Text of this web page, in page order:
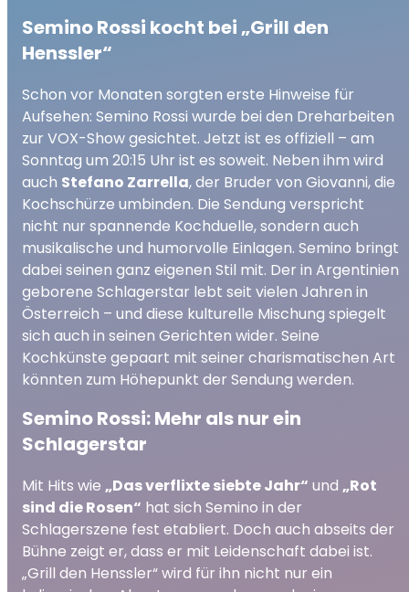
Semino Rossi kocht bei „Grill den
Henssler“
Schon vor Monaten sorgten erste Hinweise für
Aufsehen: Semino Rossi wurde bei den Dreharbeiten
zur VOX-Show gesichtet. Jetzt ist es offiziell – am
Sonntag um 20:15 Uhr ist es soweit. Neben ihm wird
auch Stefano Zarrella, der Bruder von Giovanni, die
Kochschürze umbinden. Die Sendung verspricht
nicht nur spannende Kochduelle, sondern auch
musikalische und humorvolle Einlagen. Semino bringt
dabei seinen ganz eigenen Stil mit. Der in Argentinien
geborene Schlagerstar lebt seit vielen Jahren in
Österreich – und diese kulturelle Mischung spiegelt
sich auch in seinen Gerichten wider. Seine
Kochkünste gepaart mit seiner charismatischen Art
könnten zum Höhepunkt der Sendung werden.
Semino Rossi: Mehr als nur ein
Schlagerstar
Mit Hits wie „Das verflixte siebte Jahr“ und „Rot
sind die Rosen“ hat sich Semino in der
Schlagerszene fest etabliert. Doch auch abseits der
Bühne zeigt er, dass er mit Leidenschaft dabei ist.
„Grill den Henssler“ wird für ihn nicht nur ein